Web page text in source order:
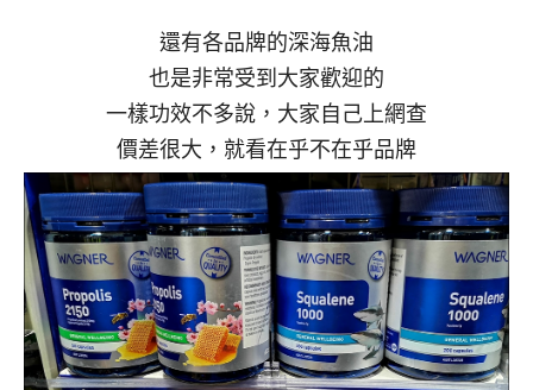
還有各品牌的深海魚油
也是非常受到大家歡迎的
一樣功效不多說，大家自己上網查
價差很大，就看在乎不在乎品牌